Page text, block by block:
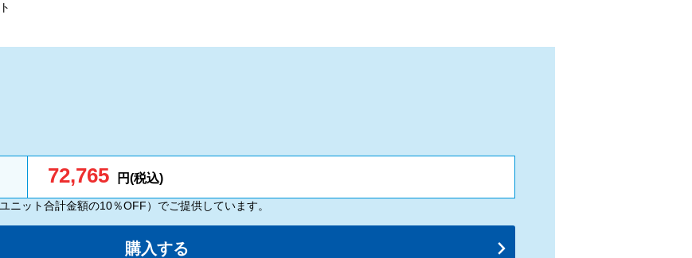
72,765 円(税込)
ット合計金額の10％OFF）でご提供しています。
購入する